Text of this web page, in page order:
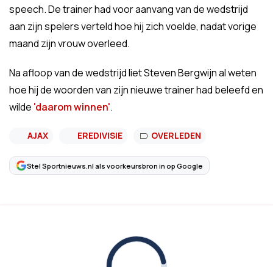
speech. De trainer had voor aanvang van de wedstrijd
aan zijn spelers verteld hoe hij zich voelde, nadat vorige
maand zijn vrouw overleed.
Na afloop van de wedstrijd liet Steven Bergwijn al weten
hoe hij de woorden van zijn nieuwe trainer had beleefd en
wilde 'daarom winnen'.
AJAX EREDIVISIE OVERLEDEN
Stel Sportnieuws.nl als voorkeursbron in op Google